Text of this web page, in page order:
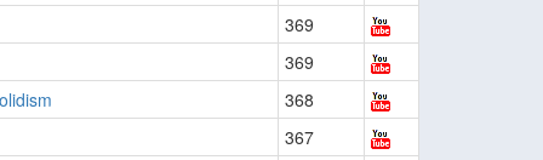
369
369
368
367